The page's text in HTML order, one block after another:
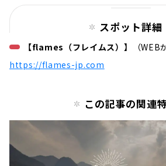
スポット詳細
【flames（フレイムス）】
（WEB
https://flames-jp.com
この記事の関連